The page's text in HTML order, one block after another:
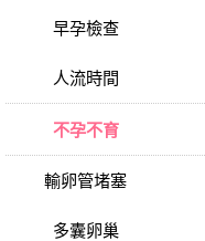
早孕檢查
人流時間
不孕不育
輸卵管堵塞
多囊卵巢